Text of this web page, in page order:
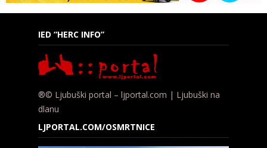
IED “HERC INFO”
®© Ljubuški portal – ljportal.com | Ljubuški na
dlanu
LJPORTAL.COM/OSMRTNICE